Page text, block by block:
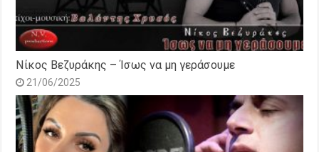
Νίκος Βεζυράκης – Ίσως να μη γεράσουμε
21/06/2025